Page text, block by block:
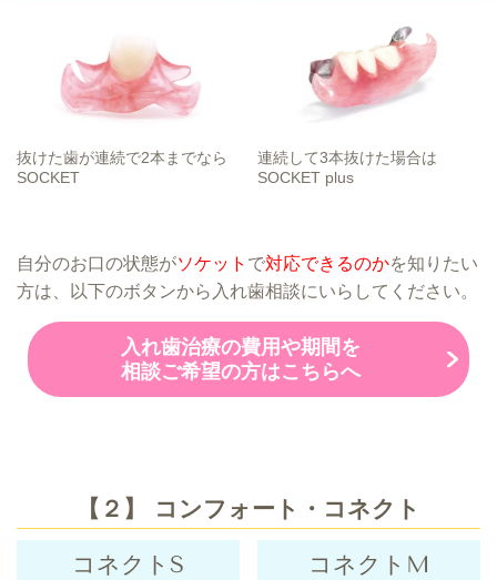
抜けた歯が連続で2本までなら
SOCKET
連続して3本抜けた場合は
SOCKET plus
自分のお口の状態がソケット で対応できるのかを知りたい
方は、以下のボタンから入れ歯相談にいらしてください。
入れ歯治療の費用や期間を
相談ご希望の方はこちらへ
【２】 コンフォート・コネクト
コネクトS コネクトM